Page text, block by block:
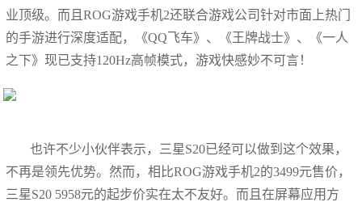
业顶级。而且ROG游戏手机2还联合游戏公司针对市面上热门
的手游进行深度适配，《QQ飞车》、《王牌战士》、《一人
之下》现已支持120Hz高帧模式，游戏快感妙不可言！
也许不少小伙伴表示，三星S20已经可以做到这个效果，
不再是领先优势。然而，相比ROG游戏手机2的3499元售价，
三星S20 5958元的起步价实在太不友好。而且在屏幕应用方